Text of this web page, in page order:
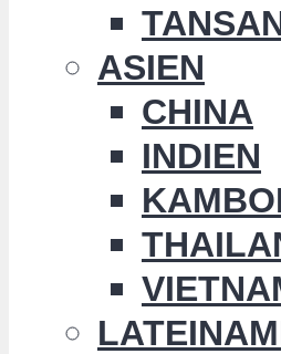
ASIEN
CHINA
INDIEN